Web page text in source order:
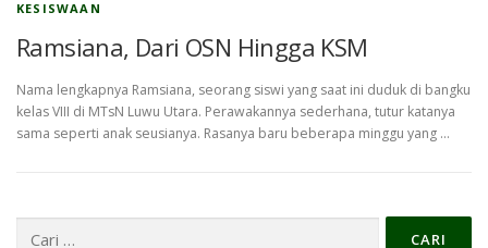
KESISWAAN
Ramsiana, Dari OSN Hingga KSM
Nama lengkapnya Ramsiana, seorang siswi yang saat ini duduk di bangku
kelas VIII di MTsN Luwu Utara. Perawakannya sederhana, tutur katanya
sama seperti anak seusianya. Rasanya baru beberapa minggu yang …